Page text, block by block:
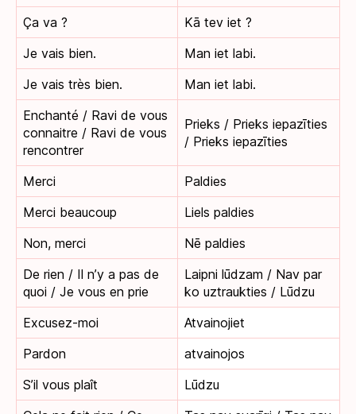
Ça va ?
Kā tev iet ?
Je vais bien.
Man iet labi.
Je vais très bien.
Man iet labi.
Enchanté / Ravi de vous
connaitre / Ravi de vous
rencontrer
Prieks / Prieks iepazīties
/ Prieks iepazīties
Merci
Paldies
Merci beaucoup
Liels paldies
Non, merci
Nē paldies
De rien / Il n’y a pas de
quoi / Je vous en prie
Laipni lūdzam / Nav par
ko uztraukties / Lūdzu
Excusez-moi
Atvainojiet
Pardon
atvainojos
S’il vous plaît
Lūdzu